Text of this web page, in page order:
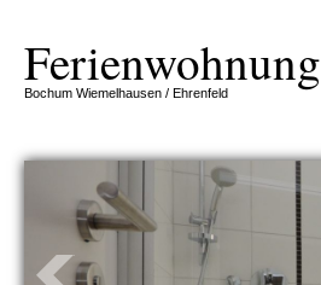
Ferienwohnung
Bochum Wiemelhausen / Ehrenfeld